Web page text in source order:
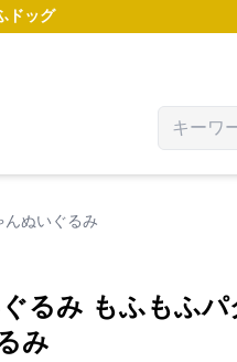
ドッグ
んぬいぐるみ
るみ もふもふ
み